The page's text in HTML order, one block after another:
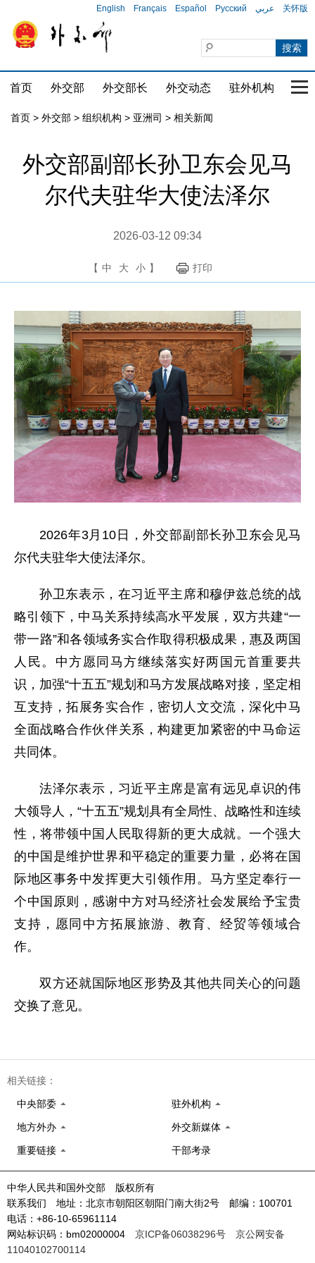
English Français Español Русский عربي 关怀版
首页 外交部 外交部长 外交动态 驻外机构 国
首页 > 外交部 > 组织机构 > 亚洲司 > 相关新闻
外交部副部长孙卫东会见马
尔代夫驻华大使法泽尔
2026-03-12 09:34
【 中 大 小 】 打印
2026年3月10日，外交部副部长孙卫东会见马
尔代夫驻华大使法泽尔。
孙卫东表示，在习近平主席和穆伊兹总统的战
略引领下，中马关系持续高水平发展，双方共建“一
带一路”和各领域务实合作取得积极成果，惠及两国
人民。中方愿同马方继续落实好两国元首重要共
识，加强“十五五”规划和马方发展战略对接，坚定相
互支持，拓展务实合作，密切人文交流，深化中马
全面战略合作伙伴关系，构建更加紧密的中马命运
共同体。
法泽尔表示，习近平主席是富有远见卓识的伟
大领导人，“十五五”规划具有全局性、战略性和连续
性，将带领中国人民取得新的更大成就。一个强大
的中国是维护世界和平稳定的重要力量，必将在国
际地区事务中发挥更大引领作用。马方坚定奉行一
个中国原则，感谢中方对马经济社会发展给予宝贵
支持，愿同中方拓展旅游、教育、经贸等领域合
作。
双方还就国际地区形势及其他共同关心的问题
交换了意见。
相关链接：
中央部委 驻外机构
地方外办 外交新媒体
重要链接 干部考录
中华人民共和国外交部 版权所有
联系我们 地址：北京市朝阳区朝阳门南大街2号 邮编：100701
电话：+86-10-65961114
网站标识码：bm02000004 京ICP备06038296号
京公网安备
11040102700114